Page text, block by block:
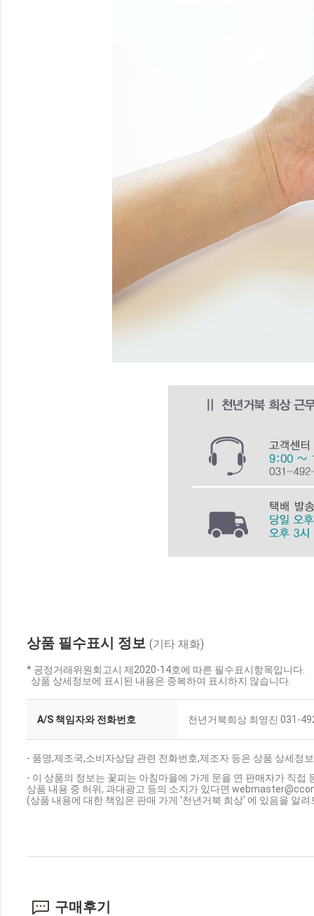
상품 필수표시 정보 (기타 재화)
* 공정거래위원회고시 제2020-14호에 따른 필수표시항목입니다.
상품 상세정보에 표시된 내용은 중복하여 표시하지 않습니다.
A/S 책임자와 전화번호 천년거북희상 최영진 031-
- 품명,제조국,소비자상담 관련 전화번호,제조자 등은 상품 상세정
- 이 상품의 정보는 꽃피는 아침마을에 가게 문을 연 판매자가 직접
상품 내용 중 허위, 과대광고 등의 소지가 있다면
(상품 내용에 대한 책임은 판매 가게 '천년거북 희상' 에 있음을 알려
구매후기